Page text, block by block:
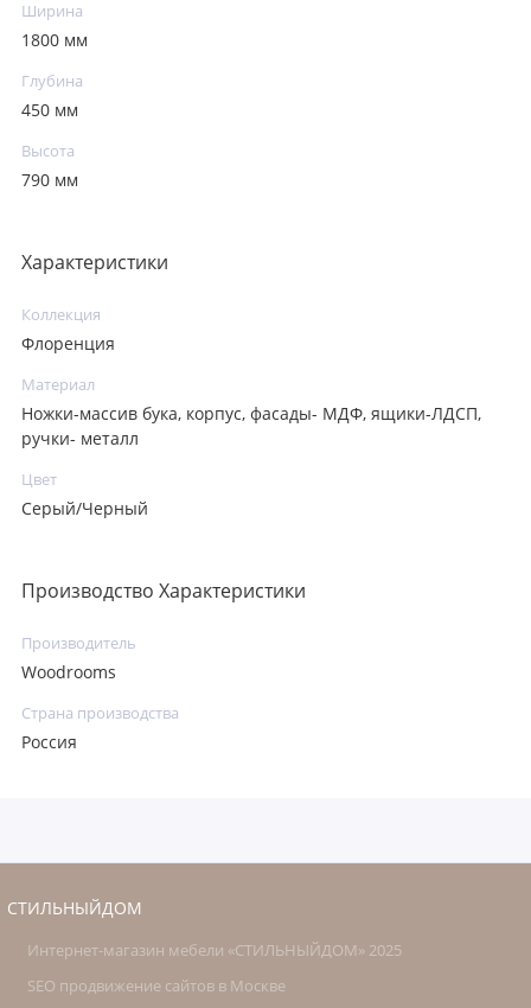
Ширина
1800 мм
Глубина
450 мм
Высота
790 мм
Характеристики
Коллекция
Флоренция
Материал
Ножки-массив бука, корпус, фасады- МДФ, ящики-ЛДСП,
ручки- металл
Цвет
Серый/Черный
Производство Характеристики
Производитель
Woodrooms
Страна производства
Россия
СТИЛЬНЫЙДОМ
Интернет-магазин мебели «СТИЛЬНЫЙДОМ» 2025
SEO продвижение сайтов в Москве